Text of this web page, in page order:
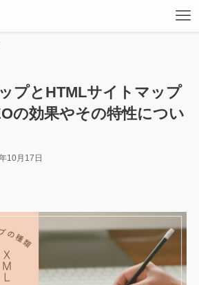
プとHTMLサイトマップ
の効果やその特性につい
10月17日